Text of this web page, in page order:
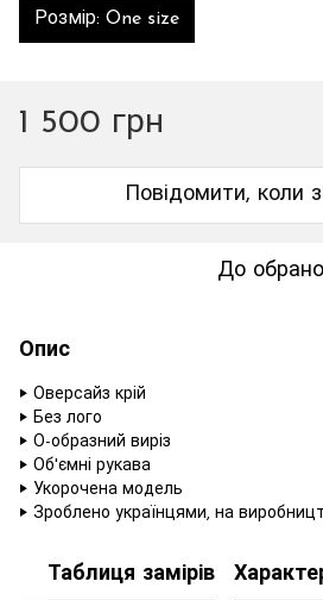
Розмір: One size
1 500 грн
Повідомити, коли
До
Опис
‣ Оверсайз крій
‣ Без лого
‣ О-образний виріз
‣ Об'ємні рукава
‣ Укорочена модель
‣ Зроблено українцями, на
Таблиця замірів